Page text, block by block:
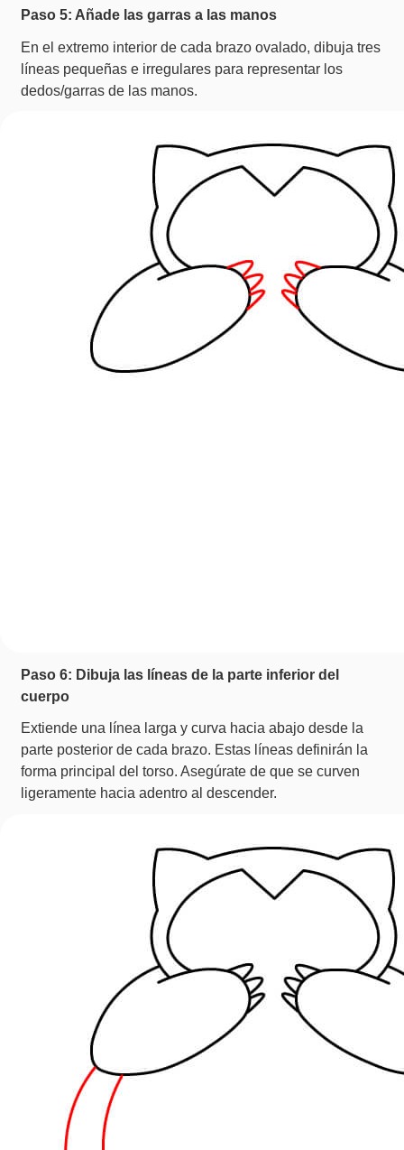
Paso 5: Añade las garras a las manos
En el extremo interior de cada brazo ovalado, dibuja tres
líneas pequeñas e irregulares para representar los
dedos/garras de las manos.
Paso 6: Dibuja las líneas de la parte inferior del
cuerpo
Extiende una línea larga y curva hacia abajo desde la
parte posterior de cada brazo. Estas líneas definirán la
forma principal del torso. Asegúrate de que se curven
ligeramente hacia adentro al descender.